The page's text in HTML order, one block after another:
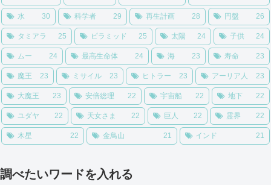
水 30 科学者 29 再生計画 28 円盤 26
タミアラ 25 ピラミッド 25 太陽 24 子供 24
ムー 24 最高生命体 24 海 23 寿命 23
魔王 23 ミサイル 23 ヒトラー 23 アーリア人 23
大魔王 23 安倍総理 22 宇宙船 22 地下 22
ユダヤ 22 天女さま 22 巨人 22 霊界 22
木星 22 金鳥山 21 インド 21
調べたいワードを入れる